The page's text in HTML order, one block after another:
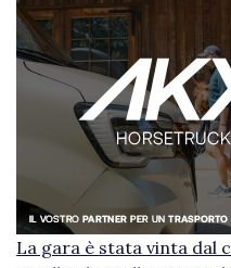
La gara è stata vinta dal